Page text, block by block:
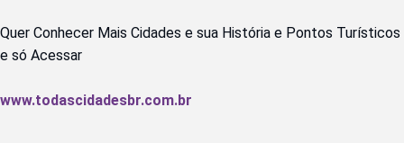
Quer Conhecer Mais Cidades e sua História e Pontos Turísticos
e só Acessar
www.todascidadesbr.com.br